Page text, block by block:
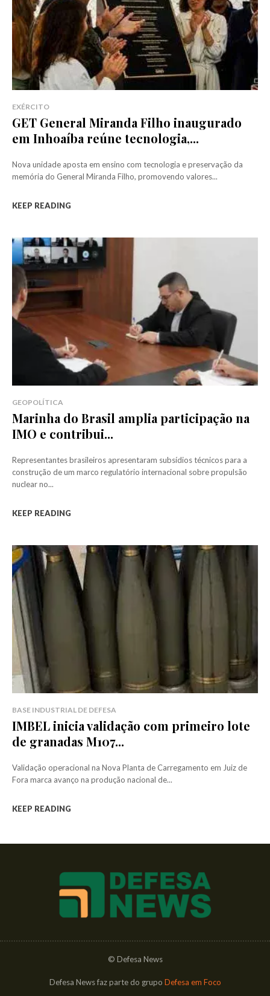
EXÉRCITO
GET General Miranda Filho inaugurado
em Inhoaíba reúne tecnologia,...
Nova unidade aposta em ensino com tecnologia e preservação da
memória do General Miranda Filho, promovendo valores...
KEEP READING
GEOPOLÍTICA
Marinha do Brasil amplia participação na
IMO e contribui...
Representantes brasileiros apresentaram subsídios técnicos para a
construção de um marco regulatório internacional sobre propulsão
nuclear no...
KEEP READING
BASE INDUSTRIAL DE DEFESA
IMBEL inicia validação com primeiro lote
de granadas M107...
Validação operacional na Nova Planta de Carregamento em Juiz de
Fora marca avanço na produção nacional de...
KEEP READING
© Defesa News
Defesa News faz parte do grupo Defesa em Foco